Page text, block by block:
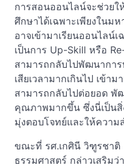
การสอนออนไลน์จะช่วยใ
ศึกษาได้เฉพาะเพียงในม
อาจเข้ามาเรียนออนไลน์
เป็นการ Up-Skill หรือ
สามารถกลับไปพัฒนากา
เสียเวลามากเกินไป เข้าม
สามารถกลับไปต่อยอด พั
คุณภาพมากขึ้น ซึ่งนี่เป็น
มุ่งตอบโจทย์และให้ควา
ขณะที่ รศ.เกศินี วิฑูรชาติ
ธรรมศาสตร์ กล่าวเสริม